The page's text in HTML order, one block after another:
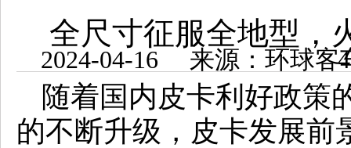
全尺寸征服全地型，
2024-04-
随着国内皮卡利好政策
的不断升级，皮卡发展前